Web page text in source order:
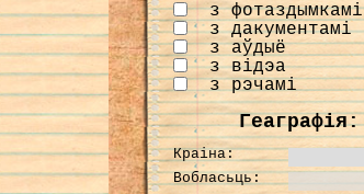
з фотаздымкамі
з дакументамі
з аўдыё
з відэа
з рэчамі
Геаграфія:
Краіна:
Вобласьць: